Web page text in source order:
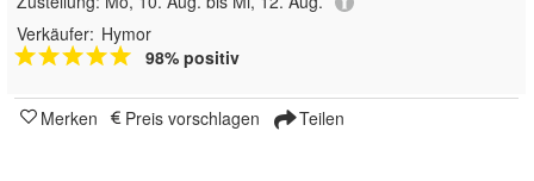
Verkäufer: Hymor
98% positiv
Merken Preis vorschlagen Teilen